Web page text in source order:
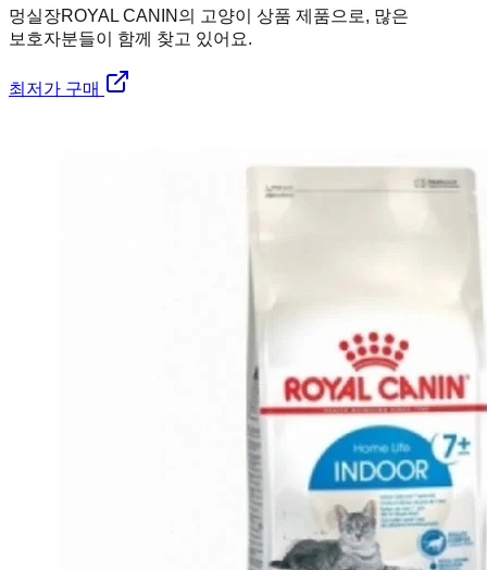
멍실장ROYAL CANIN의 고양이 상품 제품으로, 많은
보호자분들이 함께 찾고 있어요.
최저가 구매